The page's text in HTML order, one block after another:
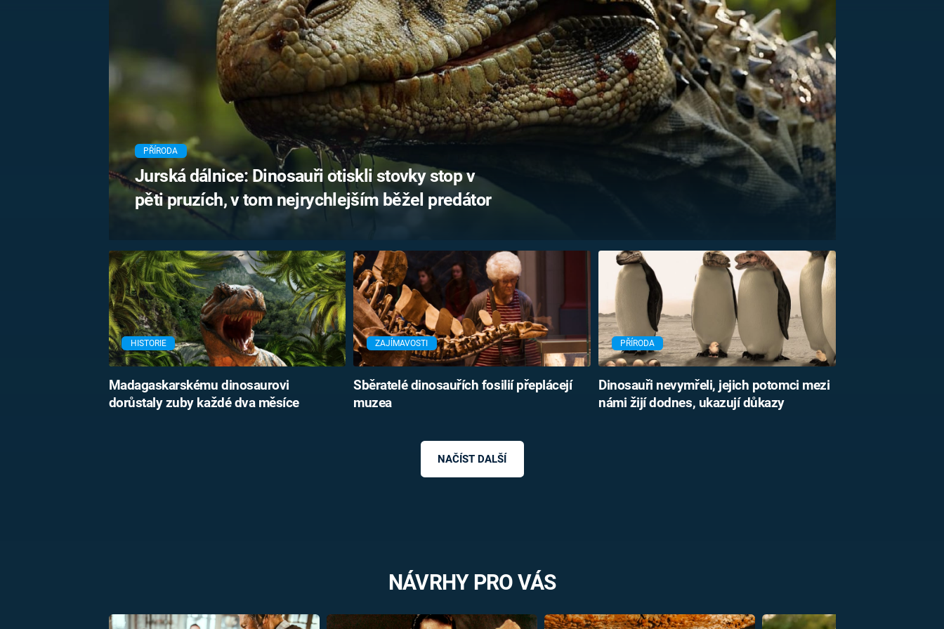
MARIE TEREZIE
NAPOLEON
BONAPARTE
BRITSKÁ
KRÁLOVSKÁ
RODINA
UFO A
MIMOZEMŠŤANÉ
UTAJENÉ PŘÍBĚHY
ČESKÝCH DĚJIN
ALTERNATIVNÍ
HISTORIE
FILMY VERSUS
REALITA
HORORY VERSUS
REALITA
OPTICKÉ ILUZE A
KLAMY
PŘÍRODA
Jurská dálnice: Dinosauři otiskli stovky stop v
pěti pruzích, v tom nejrychlejším běžel predátor
HISTORIE
Madagaskarskému dinosaurovi
dorůstaly zuby každé dva měsíce
ZAJÍMAVOSTI
Sběratelé dinosauřích fosilií přeplácejí
muzea
PŘÍRODA
Dinosauři nevymřeli, jejich potomci mezi
námi žijí dodnes, ukazují důkazy
NAČÍST DALŠÍ
NÁVRHY PRO VÁS